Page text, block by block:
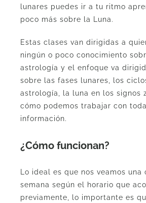
lunares puedes ir a tu ritmo
poco más sobre la Luna.
Estas clases van dirigidas a
ningún o poco conocimiento
astrología y el enfoque va
sobre las fases lunares, los
astrología, la luna en los signos
cómo podemos trabajar con
información.
¿Cómo funcionan?
Lo ideal es que nos veamos una
semana según el horario que
previamente, lo importante es